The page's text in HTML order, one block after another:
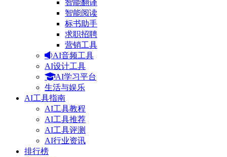
智能翻译
智能阅读
标书助手
求职招聘
营销工具
AI音频工具
AI设计工具
AI学习平台
生活与娱乐
AI工具指南
AI工具教程
AI工具推荐
AI工具评测
AI行业资讯
排行榜